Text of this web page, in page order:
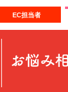
EC担当者